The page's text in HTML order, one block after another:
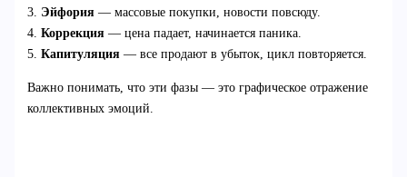
3. Эйфория— массовые покупки, новости повсюду.
4. Коррекция— цена падает, начинается паника.
5. Капитуляция— все продают в убыток, цикл повторяется.
Важно понимать, что эти фазы — это графическое отражение
коллективных эмоций.